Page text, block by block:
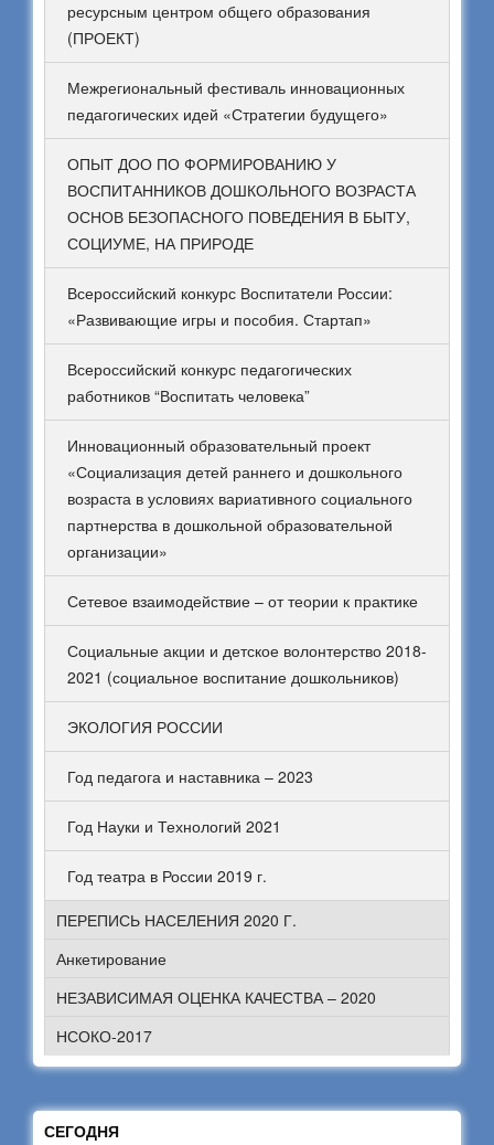
ресурсным центром общего образования
(ПРОЕКТ)
Межрегиональный фестиваль инновационных
педагогических идей «Стратегии будущего»
ОПЫТ ДОО ПО ФОРМИРОВАНИЮ У
ВОСПИТАННИКОВ ДОШКОЛЬНОГО ВОЗРАСТА
ОСНОВ БЕЗОПАСНОГО ПОВЕДЕНИЯ В БЫТУ,
СОЦИУМЕ, НА ПРИРОДЕ
Всероссийский конкурс Воспитатели России:
«Развивающие игры и пособия. Стартап»
Всероссийский конкурс педагогических
работников “Воспитать человека”
Инновационный образовательный проект
«Социализация детей раннего и дошкольного
возраста в условиях вариативного социального
партнерства в дошкольной образовательной
организации»
Сетевое взаимодействие – от теории к практике
Социальные акции и детское волонтерство 2018-
2021 (социальное воспитание дошкольников)
ЭКОЛОГИЯ РОССИИ
Год педагога и наставника – 2023
Год Науки и Технологий 2021
Год театра в России 2019 г.
ПЕРЕПИСЬ НАСЕЛЕНИЯ 2020 Г.
Анкетирование
НЕЗАВИСИМАЯ ОЦЕНКА КАЧЕСТВА – 2020
НСОКО-2017
СЕГОДНЯ